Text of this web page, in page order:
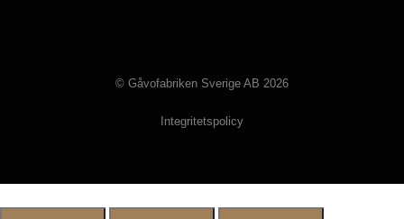
© Gåvofabriken Sverige AB 2026
Integritetspolicy